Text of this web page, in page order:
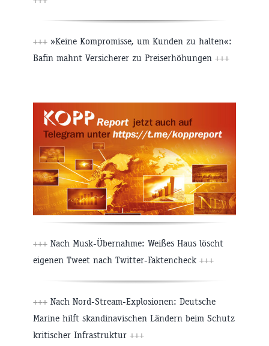
+++ »Keine Kompromisse, um Kunden zu halten«:
Bafin mahnt Versicherer zu Preiserhöhungen +++
+++ Nach Musk-Übernahme: Weißes Haus löscht
eigenen Tweet nach Twitter-Faktencheck +++
+++ Nach Nord-Stream-Explosionen: Deutsche
Marine hilft skandinavischen Ländern beim Schutz
kritischer Infrastruktur +++